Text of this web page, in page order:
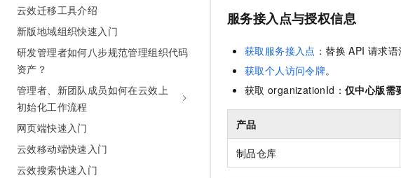
云效迁移工具介绍
新版地域组织快速入门
研发管理者如何八步规范管理组织代码
资产？
管理者、新团队成员如何在云效上
初始化工作流程
网页端快速入门
云效移动端快速入门
云效搜索快速入门
服务接入点与授权信息
获取服务接入点 ：替换 API 请求
获取个人访问令牌。
获取 organizationId： 仅中心版需
产品
制品仓库
能看、能想、能动手的多模态智能体模型
Qwen3-VL-Plus
视觉 Coding、空间感知、多模态思考等全面升级
大模型服务
存储
网络与CDN
安全
中间件
数据库
大数据计算
云原生大数据计算服务 MaxCompute
现代化应用
安全
网络
可观测
上云与迁云
企业出海
解决方案免费试用 新老同享
AI 产品 免费试用
1亿+ 大模型 tokens 和 30+ 款产品免费体验
140+云产品 免费试用
产品新客免费试用，最长12个月
大模型ACA认证体验
助力企业全员 AI 认知与能力提升
电子合同
畅捷通
Tableau 订阅
AI空中课堂在线直播课堂（旗舰版）
生态解决方案
行业生态解决方案
天池大赛
AI 算法大赛
云开发大赛
入门学习赛